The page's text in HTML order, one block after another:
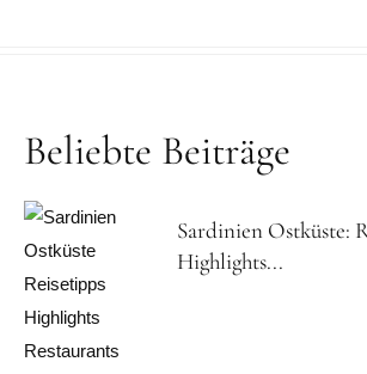
Beliebte Beiträge
Sardinien Ostküste:
Highlights...